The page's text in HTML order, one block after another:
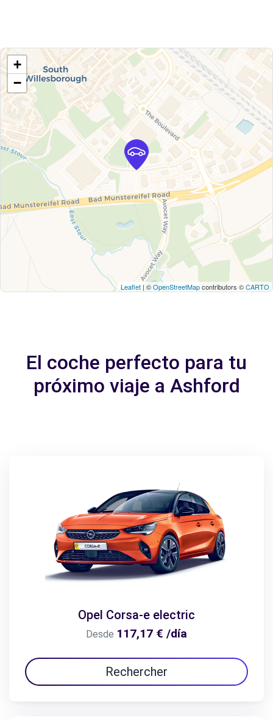
+
−
Leaflet | ©OpenStreetMapcontributors ©CARTO
El coche perfecto para tu
próximo viaje a Ashford
Opel Corsa-e electric
Desde 117,17 € /día
Rechercher